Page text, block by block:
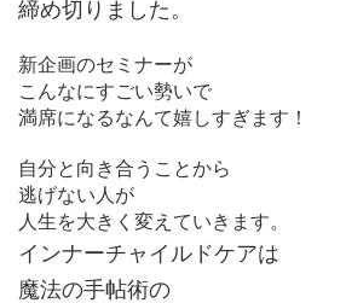
締め切りました。
新企画のセミナーが
こんなにすごい勢いで
満席になるなんて嬉しすぎます！
自分と向き合うことから
逃げない人が
人生を大きく変えていきます。
インナーチャイルドケアは
魔法の手帖術の